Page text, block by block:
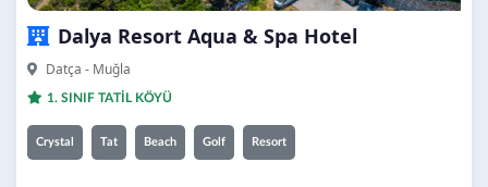
Dalya Resort Aqua & Spa Hotel
Datça - Muğla
1. SINIF TATİL KÖYÜ
Crystal Tat Beach Golf Resort